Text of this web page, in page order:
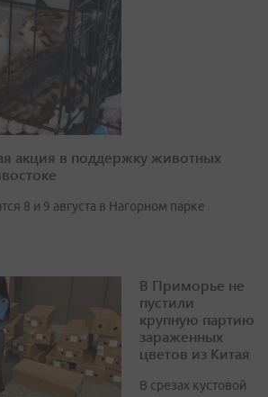
акция в поддержку животных
8 и 9 августа в Нагорном парке
В Приморье не
пустили
крупную партию
зараженных
цветов из Китая
В срезах кустовой